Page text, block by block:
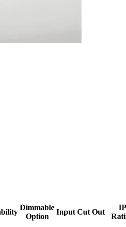
Dimmable
Option
Input Cut Out
IP